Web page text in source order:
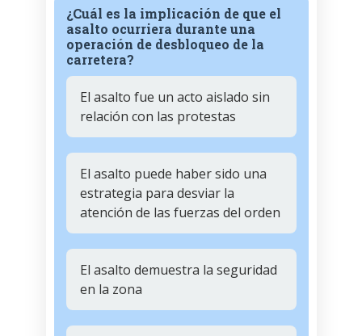
¿Cuál es la implicación de que el
asalto ocurriera durante una
operación de desbloqueo de la
carretera?
El asalto fue un acto aislado sin
relación con las protestas
El asalto puede haber sido una
estrategia para desviar la
atención de las fuerzas del orden
El asalto demuestra la seguridad
en la zona